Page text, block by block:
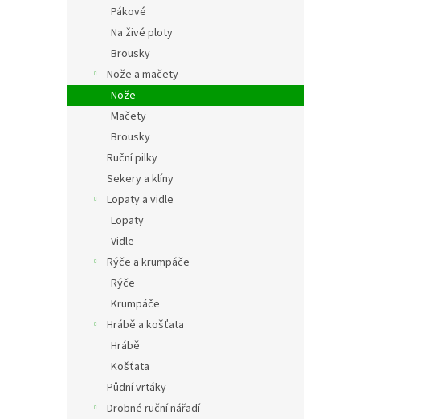
Pákové
Na živé ploty
Brousky
Nože a mačety
Nože
Mačety
Brousky
Ruční pilky
Sekery a klíny
Lopaty a vidle
Lopaty
Vidle
Rýče a krumpáče
Rýče
Krumpáče
Hrábě a košťata
Hrábě
Košťata
Půdní vrtáky
Drobné ruční nářadí